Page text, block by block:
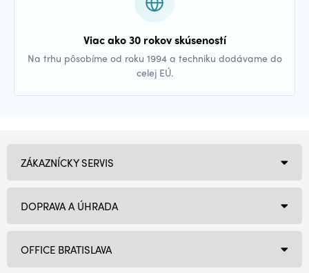
Viac ako 30 rokov skúseností
Na trhu pôsobíme od roku 1994 a techniku dodávame do
celej EÚ.
OFFICE BRATISLAVA
ZÁKAZNÍCKY SERVIS
DOPRAVA A ÚHRADA